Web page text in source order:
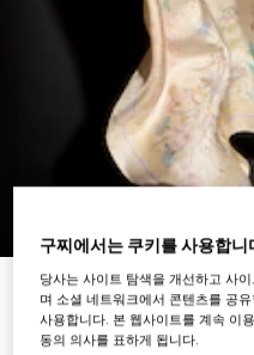
3
프린트 더블 G 실크 자카드
₩780,000
다른 스타일멀티컬러
구찌에서는 쿠키를 사용합니
당사는 사이트 탐색을 개선하고 사
며 소셜 네트워크에서 콘텐츠를 공
사용합니다. 본 웹사이트를 계속 이
동의 의사를 표하게 됩니다.